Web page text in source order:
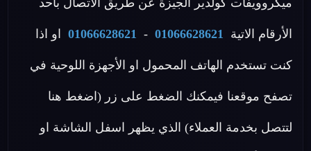
ميكروويفات كولدير الجيزة عن طريق الاتصال بأحد
الأرقام الاتية 01066628621
-
01066628621 او اذا
كنت تستخدم الهاتف المحمول او الأجهزة اللوحية في
تصفح موقعنا فيمكنك الضغط على زر (اضغط هنا
لتتصل بخدمة العملاء) الذي يظهر اسفل الشاشة او